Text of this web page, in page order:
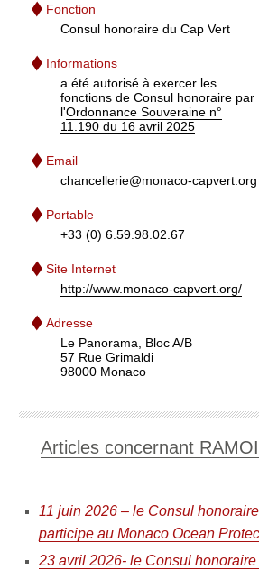
Fonction
Consul honoraire du Cap Vert
Informations
a été autorisé à exercer les
fonctions de Consul honoraire par
l'Ordonnance Souveraine n°
11.190 du 16 avril 2025
Email
chancellerie@monaco-capvert.org
Portable
+33 (0) 6.59.98.02.67
Site Internet
http://www.monaco-capvert.org/
Adresse
Le Panorama, Bloc A/B
57 Rue Grimaldi
98000 Monaco
Articles concernant
11 juin 2026 – le Consul
participe au Monaco Ocean
23 avril 2026- le Consul honoraire